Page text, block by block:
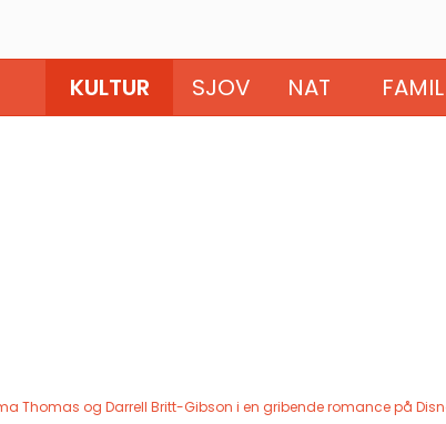
KULTUR SJOV NAT
Thomas og Darrell Britt-Gibson i en gribende romance på